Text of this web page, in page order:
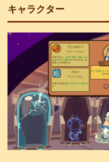
キャラクター